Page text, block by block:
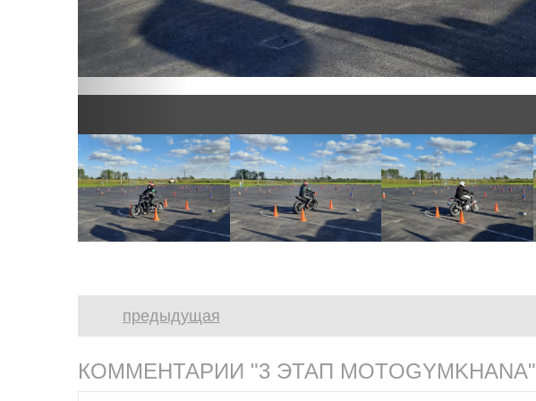
предыдущая
КОММЕНТАРИИ "3 ЭТАП MOTOGYMKHANA"